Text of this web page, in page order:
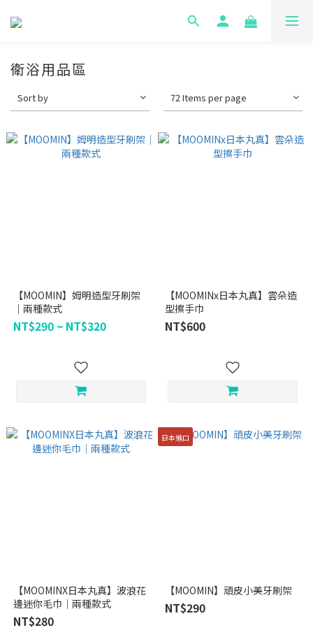
衛浴用品區
Sort by 72 Items per page
【MOOMIN】姆明造型牙刷架
｜兩種款式
NT$290 ~ NT$320
【MOOMINx日本丸真】雲朵造
型擦手巾
NT$600
【MOOMINX日本丸真】波浪花
邊迷你毛巾｜兩種款式
NT$280
日本進口
【MOOMIN】頑皮小美牙刷架
NT$290